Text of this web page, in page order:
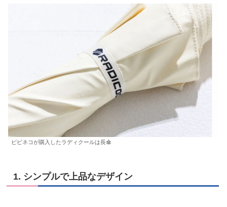
ビビネコが購入したラディクールは長傘
1. シンプルで上品なデザイン